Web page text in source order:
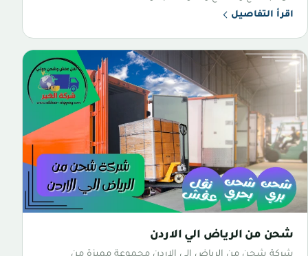
اقرأ التفاصيل
شحن من الرياض الي الاردن